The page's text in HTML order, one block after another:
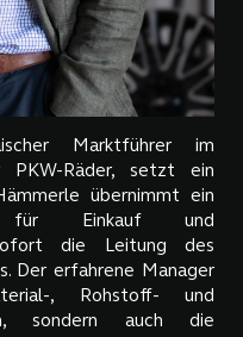
Marktführer im
PKW-Räder, setzt ein
übernimmt ein
für Einkauf und
die Leitung des
Der erfahrene Manager
, Rohstoff- und
sondern auch die